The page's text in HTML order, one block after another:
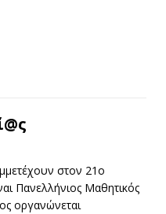
στον 21ο
Πανελλήνιος Μαθητικός
οργανώνεται